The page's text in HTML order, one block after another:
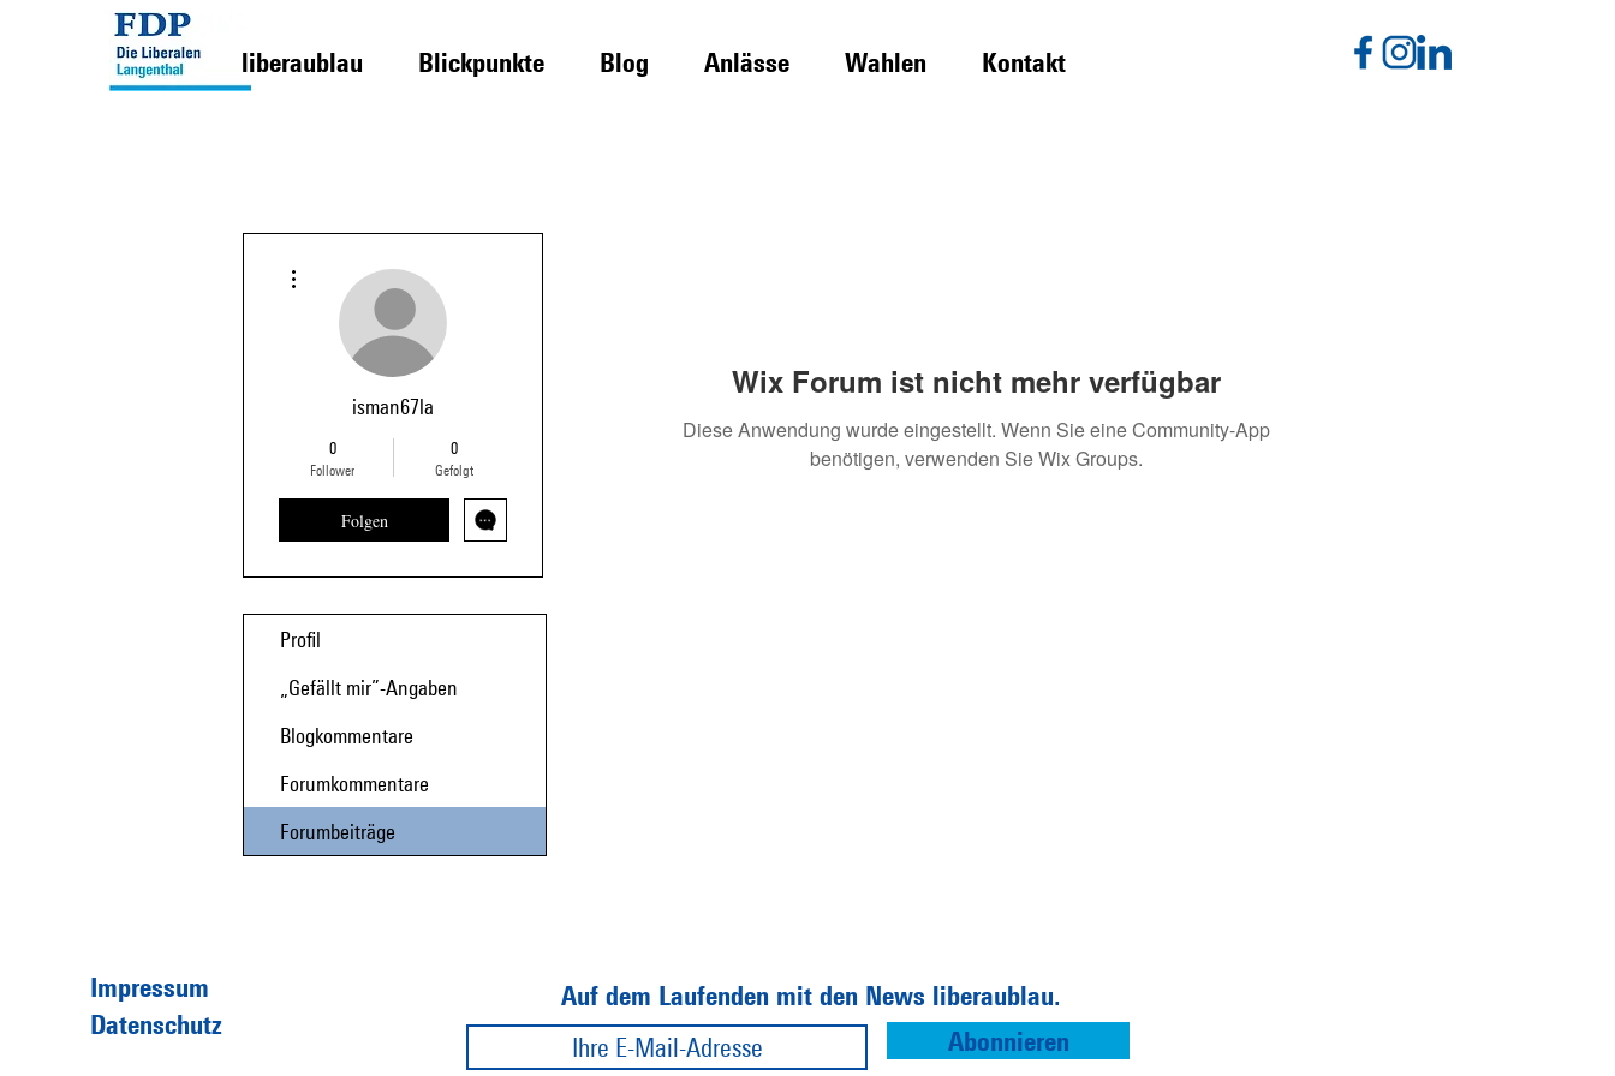
liberaublau Blickpunkte Blog Anlässe Wahlen Kontakt
Wix Forum ist nicht mehr verfügbar
Diese Anwendung wurde eingestellt. Wenn Sie eine Community-App
benötigen, verwenden Sie Wix Groups.
isman67la
0
Follower
0
Gefolgt
Folgen
Profil
„Gefällt mir”-Angaben
Blogkommentare
Forumkommentare
Forumbeiträge
Impressum
Datenschutz
Auf dem Laufenden mit den News liberaublau.
Abonnieren